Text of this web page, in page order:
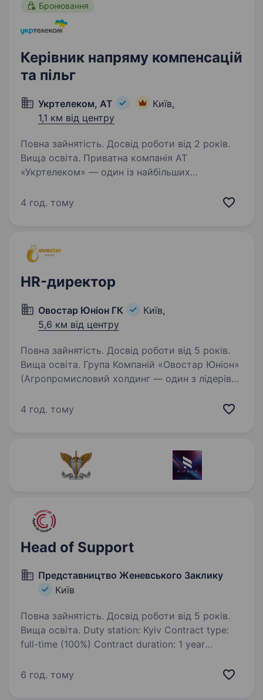
Бронювання
Керівник напряму компенсацій
та пільг
Укртелеком, АТ
Київ,
1,1 км від центру
Повна зайнятість. Досвід роботи від 2 років.
Вища освіта. Приватна компанія АТ
«Укртелеком» — один із найбільших
Ми забезпечуємо наших клієнтів надійним
4 год. тому
HR-директор
Овостар Юніон ГК
Київ,
5,6 км від центру
Повна зайнятість. Досвід роботи від 5 років.
Вища освіта. Група Компаній «Овостар Юніон»
(Агропромисловий холдинг — один з лідерів
«ЯСЕНСВІТ» і яєчних продуктів ТМ
4 год. тому
Head of Support
Представництво Женевського Заклику
Київ
Повна зайнятість. Досвід роботи від 5 років.
Вища освіта. Duty station: Kyiv Contract type:
full-time (100%) Contract duration: 1 year
Ukrainian citizens or candidates holding a valid
6 год. тому